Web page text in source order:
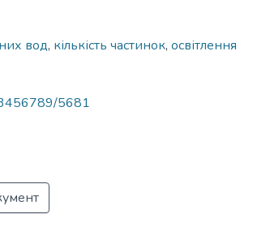
вод, кількість частинок, освітлення
5681